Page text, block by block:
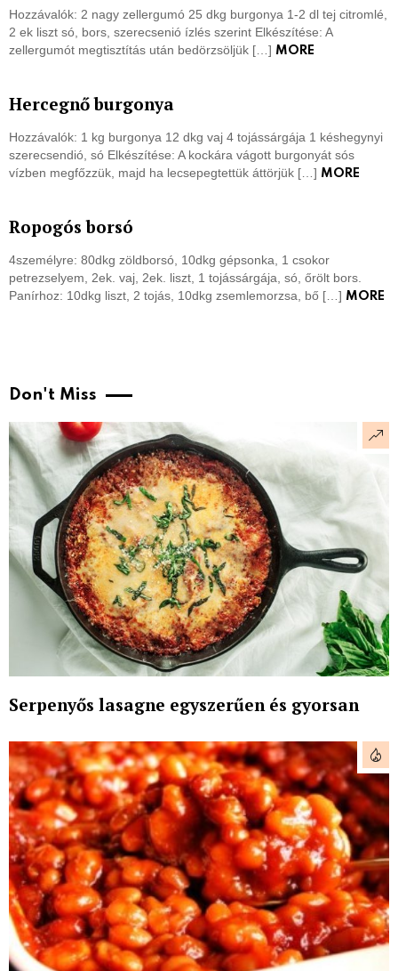
Hozzávalók: 2 nagy zellergumó 25 dkg burgonya 1-2 dl tej citromlé,
2 ek liszt só, bors, szerecsenió ízlés szerint Elkészítése: A
zellergumót megtisztítás után bedörzsöljük […] MORE
Hercegnő burgonya
Hozzávalók: 1 kg burgonya 12 dkg vaj 4 tojássárgája 1 késhegynyi
szerecsendió, só Elkészítése: A kockára vágott burgonyát sós
vízben megfőzzük, majd ha lecsepegtettük áttörjük […] MORE
Ropogós borsó
4személyre: 80dkg zöldborsó, 10dkg gépsonka, 1 csokor
petrezselyem, 2ek. vaj, 2ek. liszt, 1 tojássárgája, só, őrölt bors.
Panírhoz: 10dkg liszt, 2 tojás, 10dkg zsemlemorzsa, bő […] MORE
Don't Miss
Serpenyős lasagne egyszerűen és gyorsan